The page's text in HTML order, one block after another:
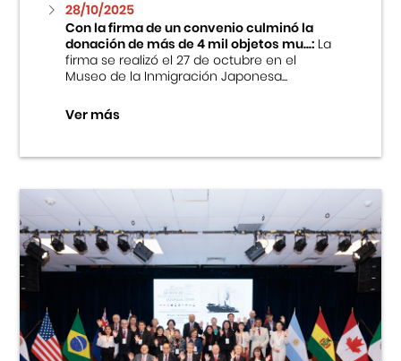
28/10/2025
Con la firma de un convenio culminó la
donación de más de 4 mil objetos mu...:La
firma se realizó el 27 de octubre en el
Museo de la Inmigración Japonesa...
Ver más